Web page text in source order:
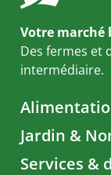
Votre marché
Des fermes et
intermédiaire.
Jardin &
Services &